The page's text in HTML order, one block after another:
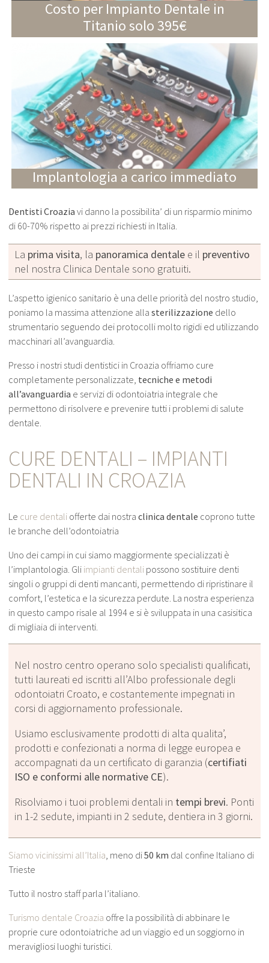
Costo per Impianto Dentale in
Titanio solo 395€
Implantologia a carico immediato
Dentisti Croazia vi danno la possibilita’ di un risparmio minimo
di 60-70% rispetto ai prezzi richiesti in Italia.
La prima visita, la panoramica dentalee il preventivo
nel nostra Clinica Dentale sono gratuiti.
L’aspetto igienico sanitario è una delle priorità del nostro studio,
poniamo la massima attenzione alla sterilizzazione dello
strumentario seguendo dei protocolli molto rigidi ed utilizzando
macchinari all’avanguardia.
Presso i nostri studi dentistici in Croazia offriamo cure
completamente personalizzate, tecniche e metodi
all’avanguardia e servizi di odontoiatria integrale che
permettono di risolvere e prevenire tutti i problemi di salute
dentale.
CURE DENTALI – IMPIANTI
DENTALI IN CROAZIA
Le cure dentaliofferte dai nostra clinica dentale coprono tutte
le branche dell’odontoiatria
Uno dei campi in cui siamo maggiormente specializzati è
l’implantologia. Gli impianti dentalipossono sostituire denti
singoli o gruppi di denti mancanti, permettendo di ripristinare il
comfort, l’estetica e la sicurezza perdute. La nostra esperienza
in questo campo risale al 1994 e si è sviluppata in una casisitica
di migliaia di interventi.
Nel nostro centro operano solo specialisti qualificati,
tutti laureati ed iscritti all’Albo professionale degli
odontoiatri Croato, e costantemente impegnati in
corsi di aggiornamento professionale.
Usiamo esclusivamente prodotti di alta qualita’,
prodotti e confezionati a norma di legge europea e
accompagnati da un certificato di garanzia (certifiati
ISO e conformi alle normative CE).
Risolviamo i tuoi problemi dentali in tempi brevi. Ponti
in 1-2 sedute, impianti in 2 sedute, dentiera in 3 giorni.
Siamo vicinissimi all’Italia , meno di50 km dal confine Italiano di
Trieste
Tutto il nostro staff parla l’italiano.
Turismo dentale Croazia offre la possibilità di abbinare le
proprie cure odontoiatriche ad un viaggio ed un soggiorno in
meravigliosi luoghi turistici.